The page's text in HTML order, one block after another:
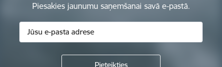
Piesakies jaunumu saņemšanai savā e-pastā.